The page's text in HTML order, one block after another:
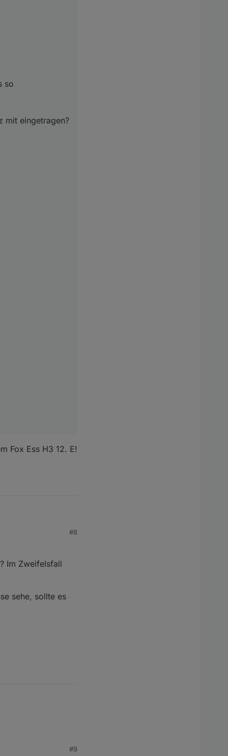
so
mit eingetragen?
Fox Ess H3 12. E!
?
H3 12. E!
#8
Im Zweifelsfall
sehe, sollte es
#9